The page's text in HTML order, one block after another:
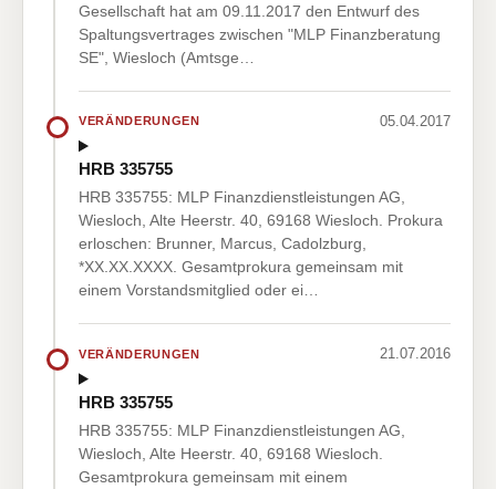
Gesellschaft hat am 09.11.2017 den Entwurf des
Spaltungsvertrages zwischen "MLP Finanzberatung
SE", Wiesloch (Amtsge…
VERÄNDERUNGEN 05.04.2017
HRB 335755
HRB 335755: MLP Finanzdienstleistungen AG,
Wiesloch, Alte Heerstr. 40, 69168 Wiesloch. Prokura
erloschen: Brunner, Marcus, Cadolzburg,
*XX.XX.XXXX. Gesamtprokura gemeinsam mit
einem Vorstandsmitglied oder ei…
VERÄNDERUNGEN 21.07.2016
HRB 335755
HRB 335755: MLP Finanzdienstleistungen AG,
Wiesloch, Alte Heerstr. 40, 69168 Wiesloch.
Gesamtprokura gemeinsam mit einem